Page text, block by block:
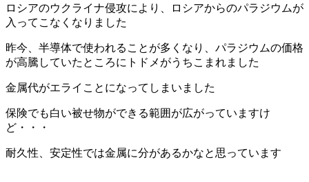
ロシアのウクライナ侵攻により、ロシアからのパラジウムが
入ってこなくなりました
昨今、半導体で使われることが多くなり、パラジウムの価格
が高騰していたところにトドメがうちこまれました
金属代がエライことになってしまいました
保険でも白い被せ物ができる範囲が広がっていますけ
ど・・・
耐久性、安定性では金属に分があるかなと思っています